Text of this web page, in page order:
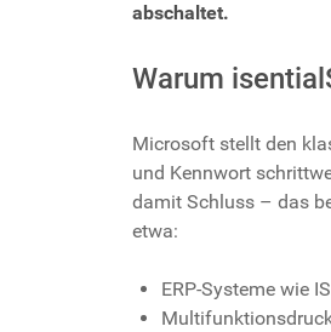
abschaltet.
Warum
Microsoft stellt den
und Kennwort
damit Schluss – das
etwa:
ERP-Systeme wie